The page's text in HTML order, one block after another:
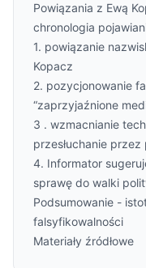
Powiązania z Ewą
chronologia
1. powiązanie
Kopacz
2. pozycjonowanie
“zaprzyjaźnione
3 . wzmacnianie
przesłuchanie
4. Informator
sprawę do walki
Podsumowanie -
falsyfikowalności
Materiały źródłowe